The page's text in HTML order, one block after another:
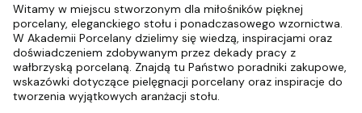
Witamy w miejscu stworzonym dla miłośników pięknej
porcelany, eleganckiego stołu i ponadczasowego wzornictwa.
W Akademii Porcelany dzielimy się wiedzą, inspiracjami oraz
doświadczeniem zdobywanym przez dekady pracy z
wałbrzyską porcelaną. Znajdą tu Państwo poradniki zakupowe,
wskazówki dotyczące pielęgnacji porcelany oraz inspiracje do
tworzenia wyjątkowych aranżacji stołu.